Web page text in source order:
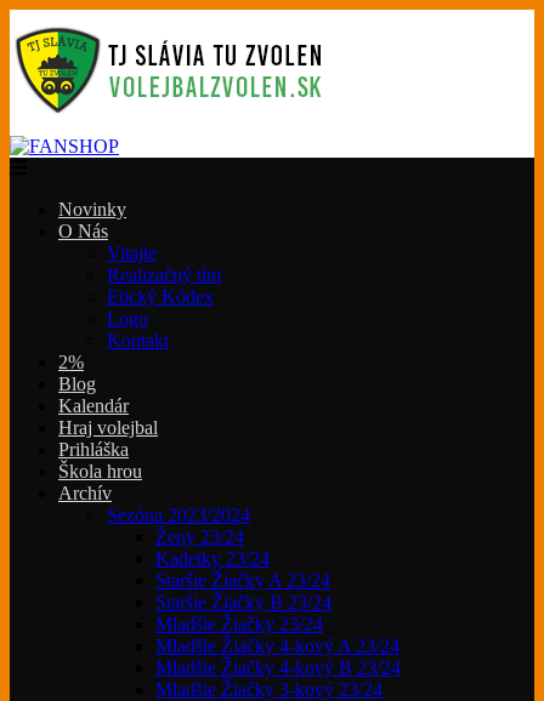
Novinky
O Nás
Vitajte
Realizačný tím
Etický Kódex
Logo
Kontakt
2%
Blog
Kalendár
Hraj volejbal
Prihláška
Škola hrou
Archív
Sezóna 2023/2024
Ženy 23/24
Kadetky 23/24
Staršie Žiačky A 23/24
Staršie Žiačky B 23/24
Mladšie Žiačky 23/24
Mladšie Žiačky 4-kový A 23/24
Mladšie Žiačky 4-kový B 23/24
Mladšie Žiačky 3-kový 23/24